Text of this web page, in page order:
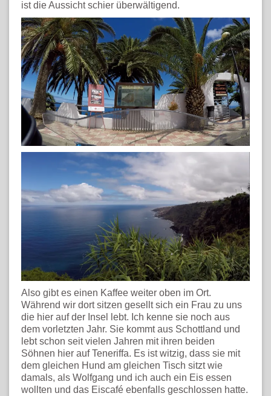
ist die Aussicht schier überwältigend.
Also gibt es einen Kaffee weiter oben im Ort.
Während wir dort sitzen gesellt sich ein Frau zu uns
die hier auf der Insel lebt. Ich kenne sie noch aus
dem vorletzten Jahr. Sie kommt aus Schottland und
lebt schon seit vielen Jahren mit ihren beiden
Söhnen hier auf Teneriffa. Es ist witzig, dass sie mit
dem gleichen Hund am gleichen Tisch sitzt wie
damals, als Wolfgang und ich auch ein Eis essen
wollten und das Eiscafé ebenfalls geschlossen hatte.